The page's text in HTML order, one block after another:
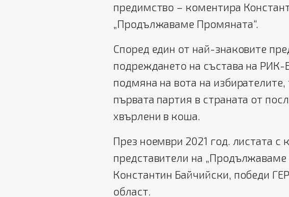
предимство – коментира
„Продължаваме Промяната“.
Според един от най-знаковите
подреждането на състава на РИК-
подмяна на вота на избирателите,
първата партия в страната от
хвърлени в коша.
През ноември 2021 год. листата с
представители на
Константин Байчийски, победи
област.